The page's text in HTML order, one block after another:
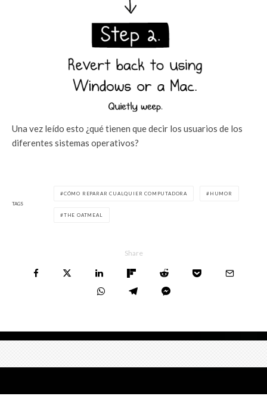
Una vez leído esto ¿qué tienen que decir los usuarios de los
diferentes sistemas operativos?
TAGS
CÓMO REPARAR CUALQUIER COMPUTADORA HUMOR
THE OATMEAL
Share